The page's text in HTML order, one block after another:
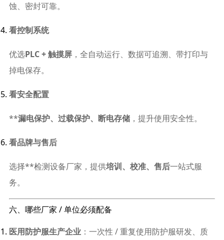
蚀、密封可靠。
看控制系统
优选PLC + 触摸屏 ，全自动运行、数据可追溯、带打印与
掉电保存。
看安全配置
**漏电保护、过载保护、断电存储 ，提升使用安全性。
看品牌与售后
选择**检测设备厂家，提供培训、校准、售后一站式服
务。
六、哪些厂家 / 单位必须配备
医用防护服生产企业 ：一次性 / 重复使用防护服研发、质